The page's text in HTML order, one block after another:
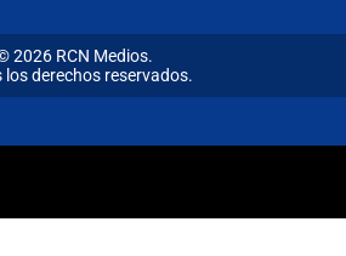
2026 RCN Medios.
los derechos reservados.